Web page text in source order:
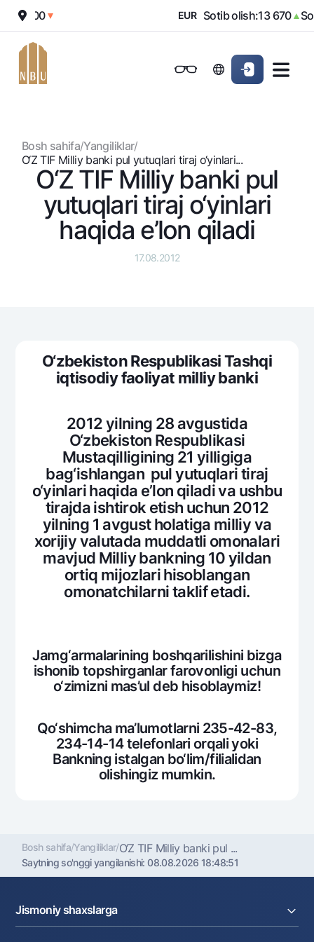
Shaxsiy kabinet
Jismoniy shaxslarga
Kreditlar
Ipoteka
Avtokredit
Omonatlar
Hamma uchun
Talab qilib olinguncha USD
Oltin omonat
Kumush omonat
Visa
Visa FIFA
Ish haqi
Garmin pay
Tariflar
Milliy mobil ilovasi
Ko'p beriladigan savollar
Sayt bo‘yicha qidiring
Qidirish
Foydali havolalar
Ko'p beriladigan savollar
Shaxsiy ma'lumotlarni qayta ishlashga rozilik berish
Bizni ijtimoiy tarmoqlarda kuzatib boring
Aloqa markazi
+998 78 148-00-101344
12 000▼ EUR Sotib olish:13 670▲
Ovozni yoqishShaxsiy kabinet
Bosh sahifa/Yangiliklar/
O‘Z TIF Milliy banki pul yutuqlari tiraj o‘yinlari...
O‘Z TIF Milliy banki pul
yutuqlari tiraj o‘yinlari
haqida e’lon qiladi
17.08.2012
O‘zbеkiston Rеspublikasi Tashqi
iqtisodiy faoliyat milliy banki
2012 yilning 28 avgustida
O‘zbеkiston Rеspublikasi
Mustaqilligining 21 yilligiga
bag‘ishlangan pul yutuqlari tiraj
o‘yinlari haqida e’lon qiladi va ushbu
tirajda ishtirok etish uchun 2012
yilning 1 avgust holatiga milliy va
xorijiy valutada muddatli omonalari
mavjud Milliy bankning 10 yildan
ortiq mijozlari hisoblangan
omonatchilarni taklif etadi.
Jamg‘armalarining boshqarilishini bizga
ishonib topshirganlar farovonligi uchun
o‘zimizni mas’ul dеb hisoblaymiz!
Qo‘shimcha ma’lumotlarni 235-42-83,
234-14-14 tеlеfonlari orqali yoki
Bankning istalgan bo‘lim/filialidan
olishingiz mumkin.
Bosh sahifa/Yangiliklar/O‘Z TIF Milliy banki pul ...
Saytning so'nggi yangilanishi:08.08.2026 18:48:51
Jismoniy shaxslarga